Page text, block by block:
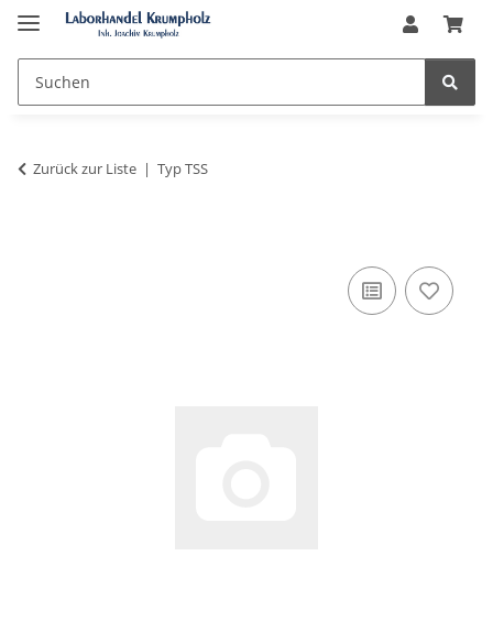
Zurück zur Liste Typ TSS